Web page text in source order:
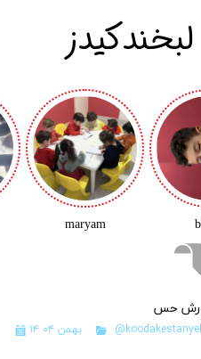
لبخندکیدز
maryam
حس
۱۴ بهمن ۰۴